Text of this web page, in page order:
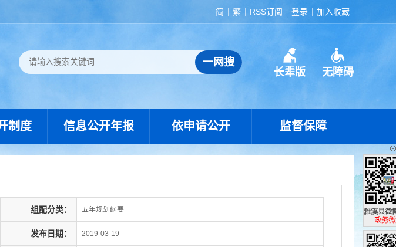
简 繁 RSS订阅 登录 加入收藏
长辈版 无障碍
制度 信息公开年报 依申请公开 监督保障
组配分类： 五年规划纲要
发布日期： 2019-03-19
濉溪县政
政务微博